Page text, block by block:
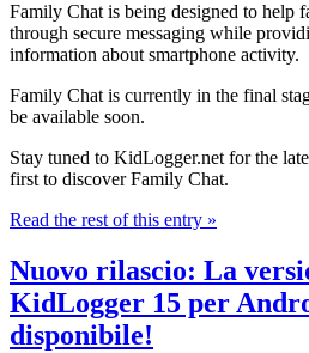
Family Chat is being designed to help
through secure messaging while
information about smartphone activity.
Family Chat is currently in the final
be available soon.
Stay tuned to KidLogger.net for the
first to discover Family Chat.
Read the rest of this entry »
Nuovo rilascio: La
KidLogger 15 per
disponibile!